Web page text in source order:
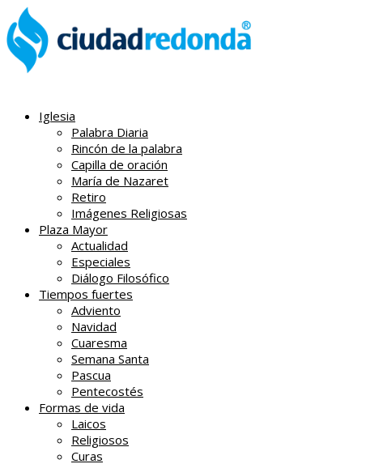
Iglesia
Palabra Diaria
Rincón de la palabra
Capilla de oración
María de Nazaret
Retiro
Imágenes Religiosas
Plaza Mayor
Actualidad
Especiales
Diálogo Filosófico
Tiempos fuertes
Adviento
Navidad
Cuaresma
Semana Santa
Pascua
Pentecostés
Formas de vida
Laicos
Religiosos
Curas